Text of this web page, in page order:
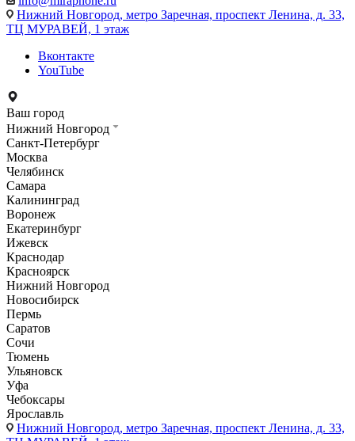
Нижний Новгород, метро Заречная, проспект Ленина, д. 33,
ТЦ МУРАВЕЙ, 1 этаж
Вконтакте
YouTube
Ваш город
Нижний Новгород
Санкт-Петербург
Москва
Челябинск
Самара
Калининград
Воронеж
Екатеринбург
Ижевск
Краснодар
Красноярск
Нижний Новгород
Новосибирск
Пермь
Саратов
Сочи
Тюмень
Ульяновск
Уфа
Чебоксары
Ярославль
Нижний Новгород, метро Заречная, проспект Ленина, д. 33,